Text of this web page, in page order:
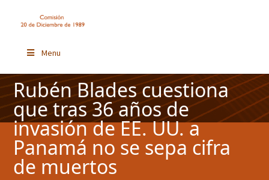
Menu
Rubén Blades cuestiona
que tras 36 años de
invasión de EE. UU. a
Panamá no se sepa cifra
de muertos